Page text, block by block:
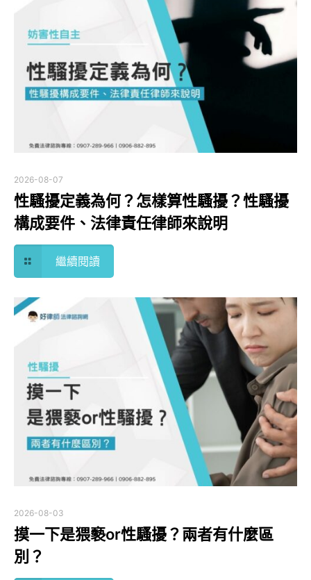
2026-08-07
性騷擾定義為何？怎樣算性騷擾？性騷擾
構成要件、法律責任律師來說明
繼續閱讀
2026-08-03
摸一下是猥褻or性騷擾？兩者有什麼區
別？